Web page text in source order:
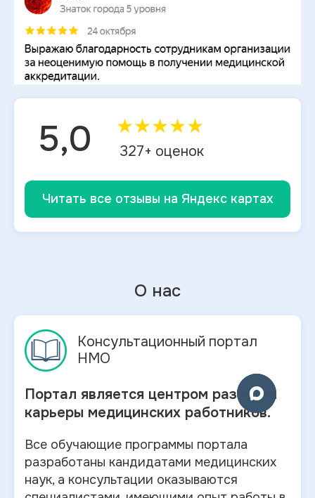
5,0 ★★★★★
327+ оценок
Читать все отзывы на Яндекс картах
О нас
Консультационный портал
НМО
Портал является центром развития
карьеры медицинских работников.
Все обучающие программы портала
разработаны кандидатами медицинских
наук, а консультации оказываются